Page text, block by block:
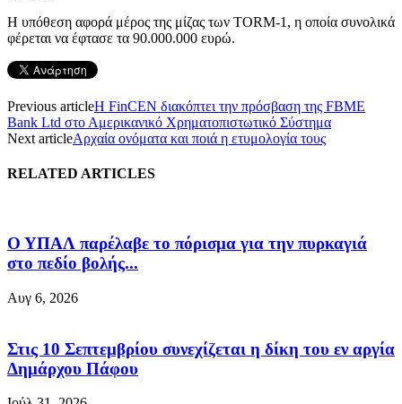
Η υπόθεση αφορά μέρος της μίζας των ΤORM-1, η οποία συνολικά
φέρεται να έφτασε τα 90.000.000 ευρώ.
Previous articleΗ FinCEN διακόπτει την πρόσβαση της FBME
Bank Ltd στο Αμερικανικό Χρηματοπιστωτικό Σύστημα
Next articleΑρχαία ονόματα και ποιά η ετυμολογία τους
RELATED ARTICLES
Ο ΥΠΑΛ παρέλαβε το πόρισμα για την πυρκαγιά
στο πεδίο βολής...
Αυγ 6, 2026
Στις 10 Σεπτεμβρίου συνεχίζεται η δίκη του εν αργία
Δημάρχου Πάφου